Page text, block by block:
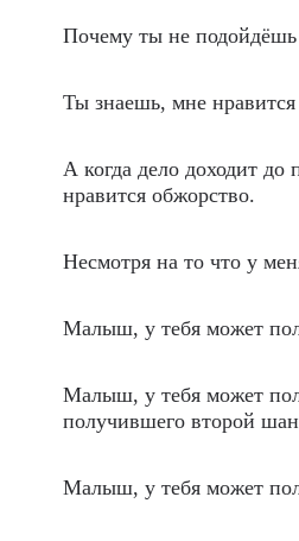
Почему ты не
Ты знаешь, мне
А когда дело доходит до
нравится обжорство.
Несмотря на то что у
Малыш, у тебя может
Малыш, у тебя может
получившего второй
Малыш, у тебя может